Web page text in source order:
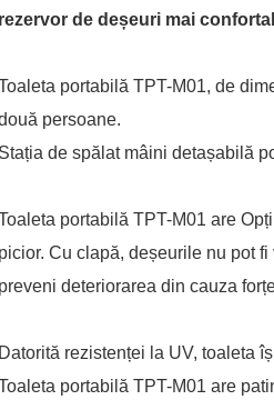
rezervor de deșeuri mai
portabilă TPT-M01, de
persoane.
Stația de spălat mâini detașabilă
portabilă TPT-M01 are
picior. Cu clapă, deșeurile nu pot
preveni deteriorarea din cauza
Datorită rezistenței la UV, toaleta
portabilă TPT-M01 are